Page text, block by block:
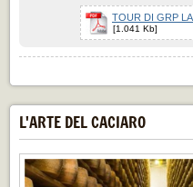
TOUR DI GRP
[1.041 Kb]
L'ARTE DEL CACIARO